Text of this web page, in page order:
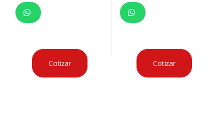
Cotizar Cotizar